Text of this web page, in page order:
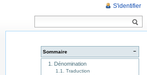
−
Sommaire
1. Dénomination
1.1. Traduction
S'identifier